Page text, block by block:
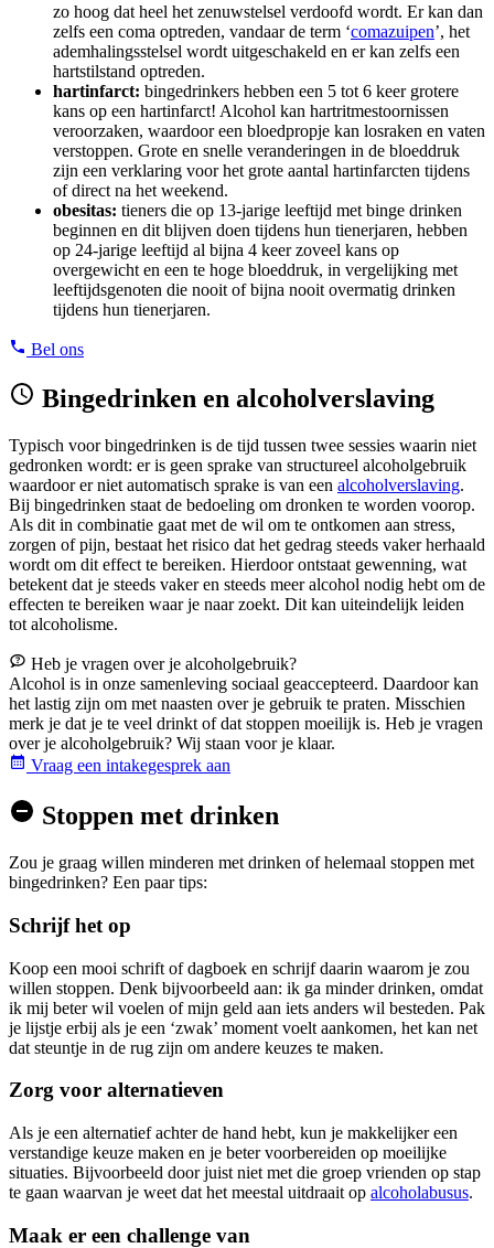
zo hoog dat heel het zenuwstelsel verdoofd wordt. Er kan dan
zelfs een coma optreden, vandaar de term ‘comazuipen’, het
ademhalingsstelsel wordt uitgeschakeld en er kan zelfs een
hartstilstand optreden.
hartinfarct: bingedrinkers hebben een 5 tot 6 keer grotere
kans op een hartinfarct! Alcohol kan hartritmestoornissen
veroorzaken, waardoor een bloedpropje kan losraken en vaten
verstoppen. Grote en snelle veranderingen in de bloeddruk
zijn een verklaring voor het grote aantal hartinfarcten tijdens
of direct na het weekend.
obesitas: tieners die op 13-jarige leeftijd met binge drinken
beginnen en dit blijven doen tijdens hun tienerjaren, hebben
op 24-jarige leeftijd al bijna 4 keer zoveel kans op
overgewicht en een te hoge bloeddruk, in vergelijking met
leeftijdsgenoten die nooit of bijna nooit overmatig drinken
tijdens hun tienerjaren.
Bel ons
Bingedrinken en alcoholverslaving
Typisch voor bingedrinken is de tijd tussen twee sessies waarin niet
gedronken wordt: er is geen sprake van structureel alcoholgebruik
waardoor er niet automatisch sprake is van een alcoholverslaving.
Bij bingedrinken staat de bedoeling om dronken te worden voorop.
Als dit in combinatie gaat met de wil om te ontkomen aan stress,
zorgen of pijn, bestaat het risico dat het gedrag steeds vaker herhaald
wordt om dit effect te bereiken. Hierdoor ontstaat gewenning, wat
betekent dat je steeds vaker en steeds meer alcohol nodig hebt om de
effecten te bereiken waar je naar zoekt. Dit kan uiteindelijk leiden
tot alcoholisme.
Heb je vragen over je alcoholgebruik?
Alcohol is in onze samenleving sociaal geaccepteerd. Daardoor kan
het lastig zijn om met naasten over je gebruik te praten. Misschien
merk je dat je te veel drinkt of dat stoppen moeilijk is. Heb je vragen
over je alcoholgebruik? Wij staan voor je klaar.
Vraag een intakegesprek aan
Stoppen met drinken
Zou je graag willen minderen met drinken of helemaal stoppen met
bingedrinken? Een paar tips:
Schrijf het op
Koop een mooi schrift of dagboek en schrijf daarin waarom je zou
willen stoppen. Denk bijvoorbeeld aan: ik ga minder drinken, omdat
ik mij beter wil voelen of mijn geld aan iets anders wil besteden. Pak
je lijstje erbij als je een ‘zwak’ moment voelt aankomen, het kan net
dat steuntje in de rug zijn om andere keuzes te maken.
Zorg voor alternatieven
Als je een alternatief achter de hand hebt, kun je makkelijker een
verstandige keuze maken en je beter voorbereiden op moeilijke
situaties. Bijvoorbeeld door juist niet met die groep vrienden op stap
te gaan waarvan je weet dat het meestal uitdraait op alcoholabusus.
Maak er een challenge van